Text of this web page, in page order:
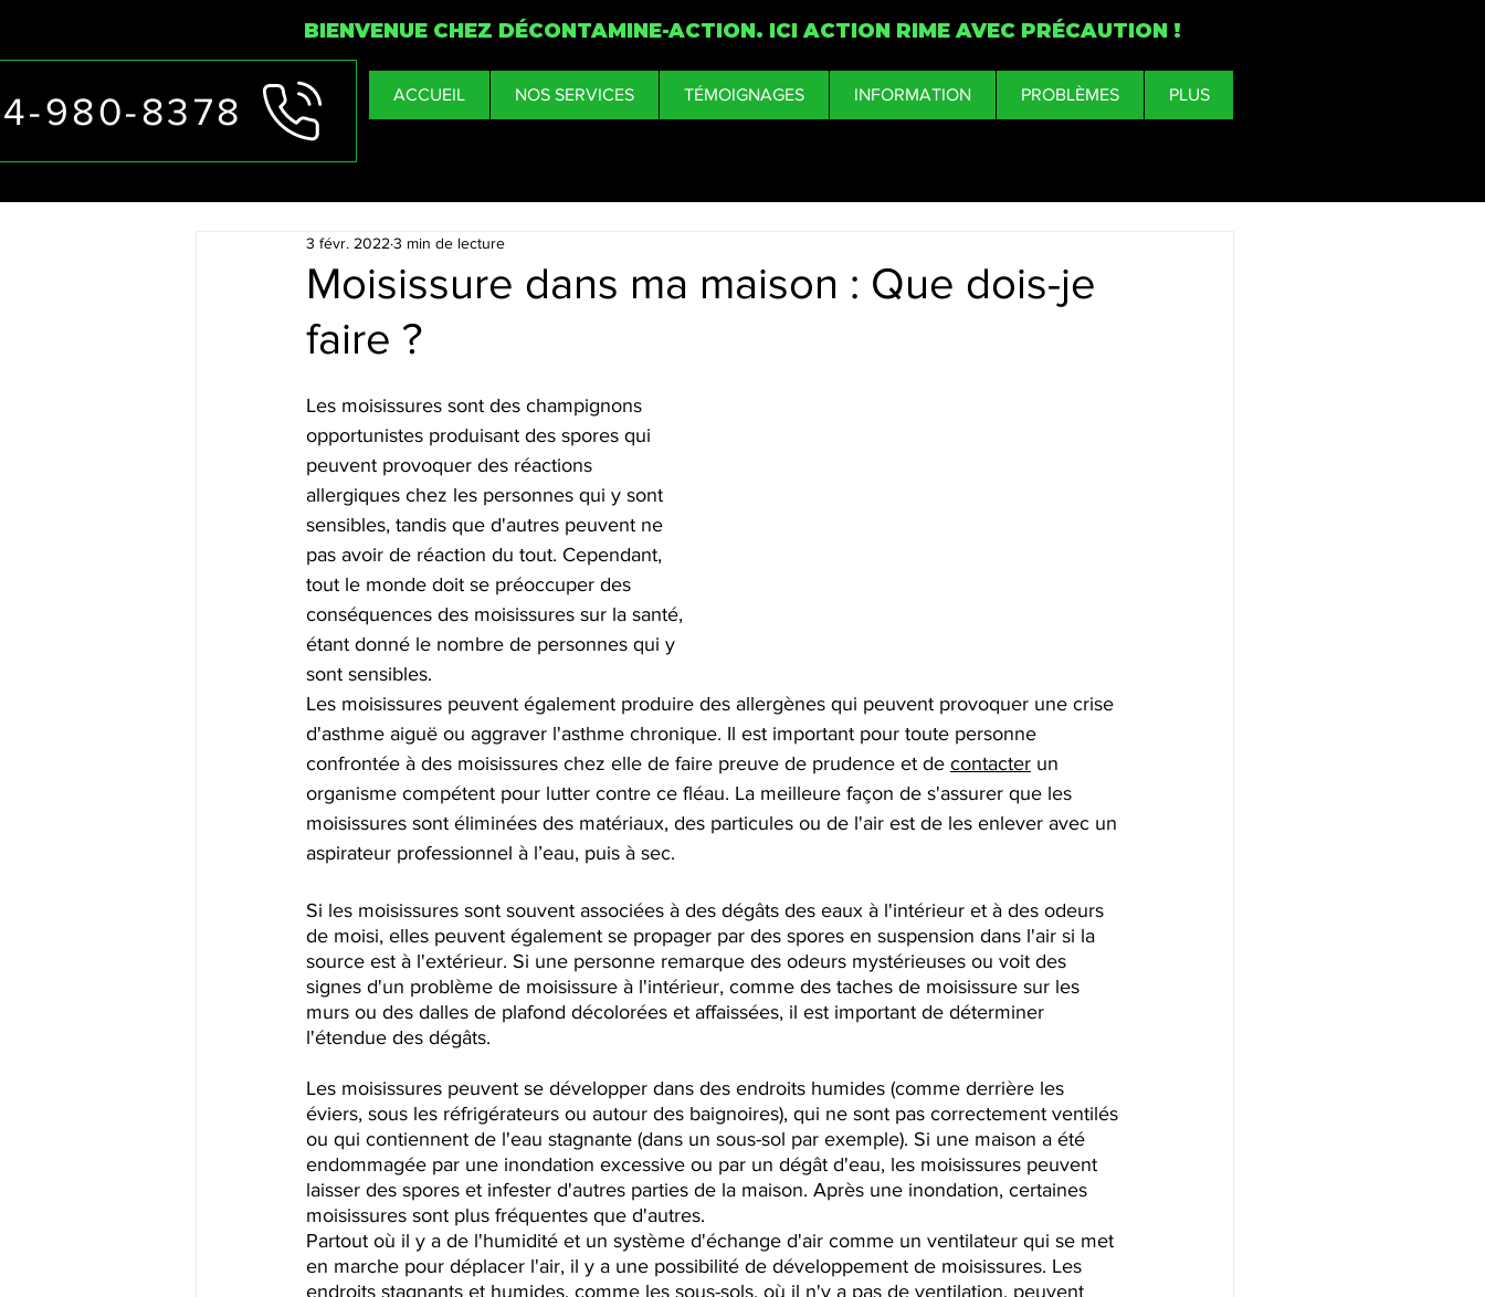
BIENVENUE CHEZ DÉCONTAMINE-ACTION. ICI ACTION RIME AVEC PRÉCAUTION !
8318-
980-8378 ACCUEIL NOS SERVICES TÉMOIGNAGES INFORMATION PROBLÈMES PLUS
Moisissure dans ma maison : Que dois-je
faire ?
3 févr. 2022 3 min de lecture
Les moisissures sont des champignons
opportunistes produisant des spores qui
peuvent provoquer des réactions
allergiques chez les personnes qui y sont
sensibles, tandis que d'autres peuvent ne
pas avoir de réaction du tout. Cependant,
tout le monde doit se préoccuper des
conséquences des moisissures sur la santé,
étant donné le nombre de personnes qui y
sont sensibles.
Les moisissures peuvent également produire des allergènes qui peuvent provoquer une crise
d'asthme aiguë ou aggraver l'asthme chronique. Il est important pour toute personne
confrontée à des moisissures chez elle de faire preuve de prudence et de contacter un
organisme compétent pour lutter contre ce fléau. La meilleure façon de s'assurer que les
moisissures sont éliminées des matériaux, des particules ou de l'air est de les enlever avec un
aspirateur professionnel à l’eau, puis à sec.
Si les moisissures sont souvent associées à des dégâts des eaux à l'intérieur et à des odeurs
de moisi, elles peuvent également se propager par des spores en suspension dans l'air si la
source est à l'extérieur. Si une personne remarque des odeurs mystérieuses ou voit des
signes d'un problème de moisissure à l'intérieur, comme des taches de moisissure sur les
murs ou des dalles de plafond décolorées et affaissées, il est important de déterminer
l'étendue des dégâts.
Les moisissures peuvent se développer dans des endroits humides (comme derrière les
éviers, sous les réfrigérateurs ou autour des baignoires), qui ne sont pas correctement ventilés
ou qui contiennent de l'eau stagnante (dans un sous-sol par exemple). Si une maison a été
endommagée par une inondation excessive ou par un dégât d'eau, les moisissures peuvent
laisser des spores et infester d'autres parties de la maison. Après une inondation, certaines
moisissures sont plus fréquentes que d'autres.
Partout où il y a de l'humidité et un système d'échange d'air comme un ventilateur qui se met
en marche pour déplacer l'air, il y a une possibilité de développement de moisissures. Les
endroits stagnants et humides, comme les sous-sols, où il n'y a pas de ventilation, peuvent